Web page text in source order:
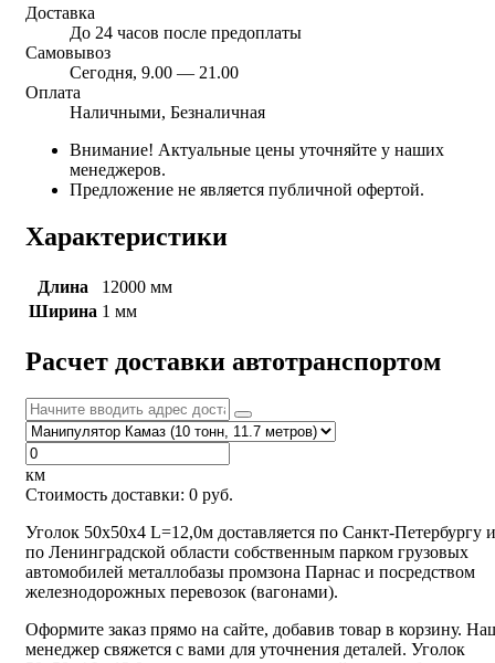
Доставка
До 24 часов после предоплаты
Самовывоз
Сегодня, 9.00 — 21.00
Оплата
Наличными, Безналичная
Внимание! Актуальные цены уточняйте у наших
менеджеров.
Предложение не является публичной офертой.
Характеристики
Длина
12000 мм
Ширина 1 мм
Расчет доставки автотранспортом
км
Стоимость доставки: 0 руб.
Уголок 50х50х4 L=12,0м доставляется по Санкт-Петербургу и
по Ленинградской области собственным парком грузовых
автомобилей металлобазы промзона Парнас и посредством
железнодорожных перевозок (вагонами).
Оформите заказ прямо на сайте, добавив товар в корзину.
менеджер свяжется с вами для уточнения деталей. Уголок